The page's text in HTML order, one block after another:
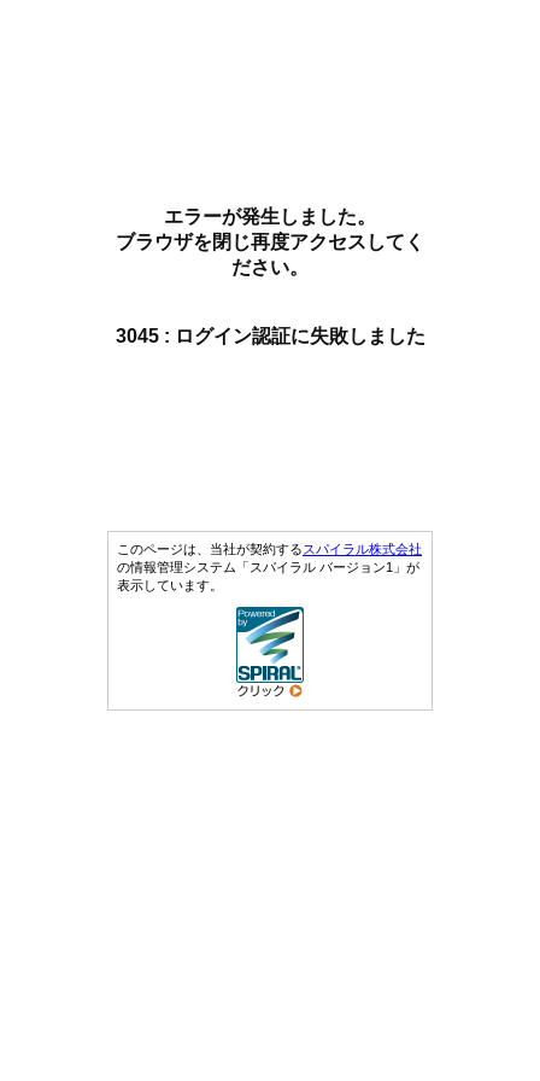
エラーが発生しました。
ブラウザを閉じ再度アクセスしてく
ださい。
3045 : ログイン認証に失敗しました
このページは、当社が契約するスパイラル株式会社
の情報管理システム「スパイラル バージョン1」が
表示しています。